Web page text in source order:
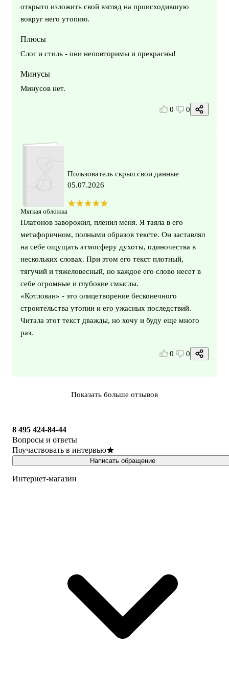
открыто изложить свой взгляд на происходившую
вокруг него утопию.
Плюсы
Слог и стиль - они неповторимы и прекрасны!
Минусы
Минусов нет.
0 0
Мягкая обложка
Пользователь скрыл свои данные
05.07.2026
Платонов заворожил, пленил меня. Я таяла в его
метафоричном, полными образов тексте. Он заставлял
на себе ощущать атмосферу духоты, одиночества в
нескольких словах. При этом его текст плотный,
тягучий и тяжеловесный, но каждое его слово несет в
себе огромные и глубокие смыслы.
«Котлован» - это олицетворение бесконечного
строительства утопии и его ужасных последствий.
Читала этот текст дважды, но хочу и буду еще много
раз.
0 0
Показать больше отзывов
8 495 424-84-44
Вопросы и ответы
Поучаствовать в интервью
Написать обращение
Интернет-магазин